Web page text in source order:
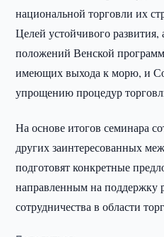
национальной торговли их
Целей устойчивого развития,
положений Венской
имеющих выхода к морю, и
упрощению процедур
На основе итогов семинара
других заинтересованных
подготовят конкретные
направленным на поддержку
сотрудничества в области